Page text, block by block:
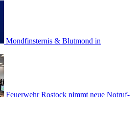
Mondfinsternis & Blutmond in
Feuerwehr Rostock nimmt neue Notruf-